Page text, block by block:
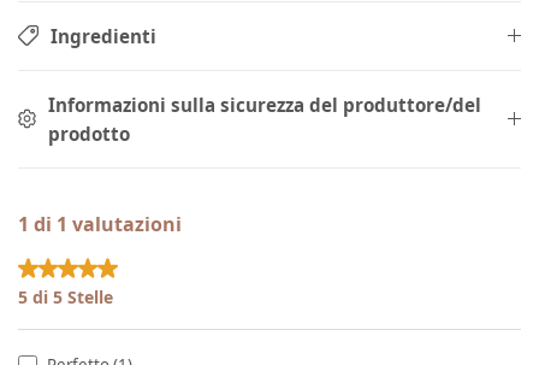
Ingredienti
Informazioni sulla sicurezza del produttore/del
prodotto
1 di 1 valutazioni
Valutazione media di 5 su 5 stelle
5 di 5 Stelle